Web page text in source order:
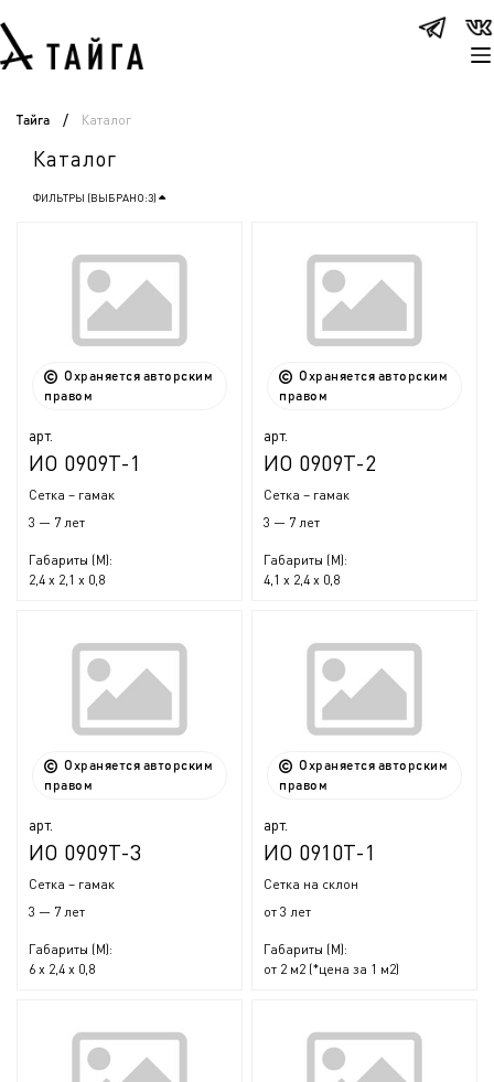
Тайга / Каталог
Каталог
ФИЛЬТРЫ (ВЫБРАНО:3)
Охраняется авторским
правом
арт.
ИО 0909Т-1
Сетка – гамак
3 — 7 лет
Габариты (М):
2,4 x 2,1 x 0,8
Охраняется авторским
правом
арт.
ИО 0909Т-2
Сетка – гамак
3 — 7 лет
Габариты (М):
4,1 x 2,4 x 0,8
Охраняется авторским
правом
арт.
ИО 0909Т-3
Сетка – гамак
3 — 7 лет
Габариты (М):
6 x 2,4 x 0,8
Охраняется авторским
правом
арт.
ИО 0910Т-1
Сетка на склон
от 3 лет
Габариты (М):
от 2 м2 (*цена за 1 м2)